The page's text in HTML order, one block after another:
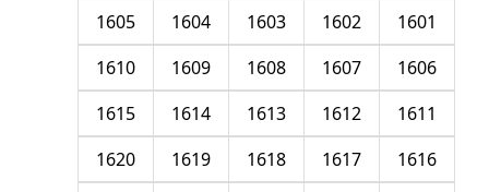
1601
1602
1603
1604
1605
1606
1607
1608
1609
1610
1611
1612
1613
1614
1615
1616
1617
1618
1619
1620